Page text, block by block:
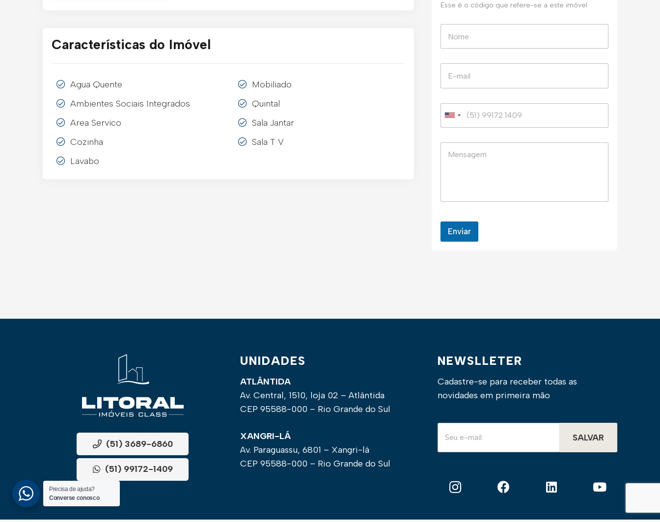
Características do Imóvel
Agua Quente
Ambientes Sociais Integrados
Area Servico
Cozinha
Lavabo
Mobiliado
Quintal
Sala Jantar
Sala T V
Esse é o código que refere-se a este imóvel
Enviar
(51) 3689-6860
(51) 99172-1409
UNIDADES
ATLÂNTIDA
Av. Central, 1510, loja 02 – Atlântida
CEP 95588-000 – Rio Grande do Sul
XANGRI-LÁ
Av. Paraguassu, 6801 – Xangri-lá
CEP 95588-000 – Rio Grande do Sul
NEWSLLETER
Cadastre-se para receber todas as
novidades em primeira mão
SALVAR
Precisa de ajuda?
Converse conosco